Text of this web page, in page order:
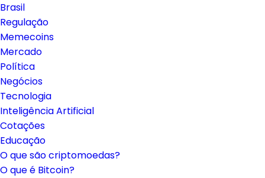
Brasil
Regulação
Memecoins
Mercado
Política
Negócios
Tecnologia
Inteligência Artificial
Cotações
Educação
O que são criptomoedas?
O que é Bitcoin?